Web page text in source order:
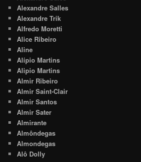
Alexandre Salles
Alexandre Trik
Alfredo Moretti
Alice Ribeiro
Aline
Alípio Martins
Alipio Martins
Almir Ribeiro
Almir Saint-Clair
Almir Santos
Almir Sater
Almirante
Almôndegas
Almondegas
Alô Dolly